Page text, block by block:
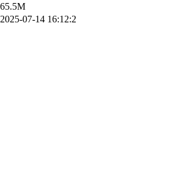
65.5M
07-14 16:12:2